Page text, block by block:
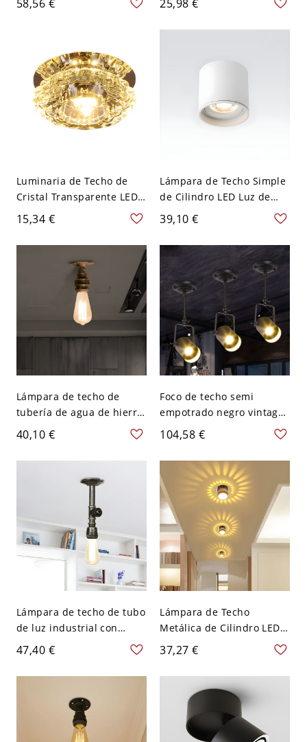
Pasillo - Negro 110 A 120
58,56 €
superficie en luz blanca
para vestíbulo
25,98 €
Luminaria de Techo de
Cristal Transparente LED
Luz de Techo Moderna de
Cono para Pasillo -
Transparente 110 A 120 V
15,34 €
Lámpara de Techo Simple
de Cilindro LED Luz de
Techo de Metal para
Pasillo - 110 A 120 V
Blanco Luz cálida 5vatios
39,10 €
Lámpara de techo de
tubería de agua de hierro
con 1 bombilla para sala
de estar en latón antiguo
40,10 €
Foco de techo semi
empotrado negro vintage
con cilindro metálico
giratorio y asa para
restaurante
104,58 €
Lámpara de techo de tubo
de luz industrial con
bombilla expuesta,
montaje semi empotrado
en bronce
47,40 €
Lámpara de Techo
Metálica de Cilindro LED
Iluminación de Techo
Minimalista en Cromado -
Cromo 110 A 120 V 7
colores
37,27 €